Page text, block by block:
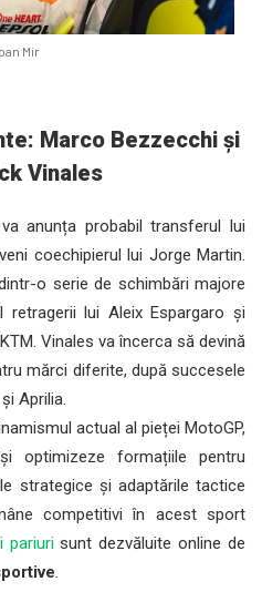
Mir
Marco Bezzecchi și
Vinales
anunța probabil transferul lui
coechipierul lui Jorge Martin.
o serie de schimbări majore
retragerii lui Aleix Espargaro și
Vinales va încerca să devină
mărci diferite, după succesele
Aprilia.
actual al pieței MotoGP,
optimizeze formațiile pentru
strategice și adaptările tactice
competitivi în acest sport
pariurisunt dezvăluite online de
.